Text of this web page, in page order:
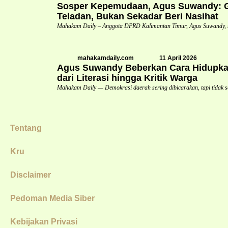
Sosper Kepemudaan, Agus Suwandy:
Teladan, Bukan Sekadar Beri Nasihat
Mahakam Daily – Anggota DPRD Kalimantan Timur, Agus Suwandy,
mahakamdaily.com 11 April 2026
Agus Suwandy Beberkan Cara
dari Literasi hingga Kritik Warga
Mahakam Daily — Demokrasi daerah sering dibicarakan, tapi tidak
Tentang
Kru
Disclaimer
Pedoman Media Siber
Kebijakan Privasi